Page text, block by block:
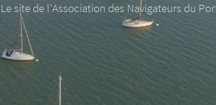
Le site de l'Association des Navigateurs du